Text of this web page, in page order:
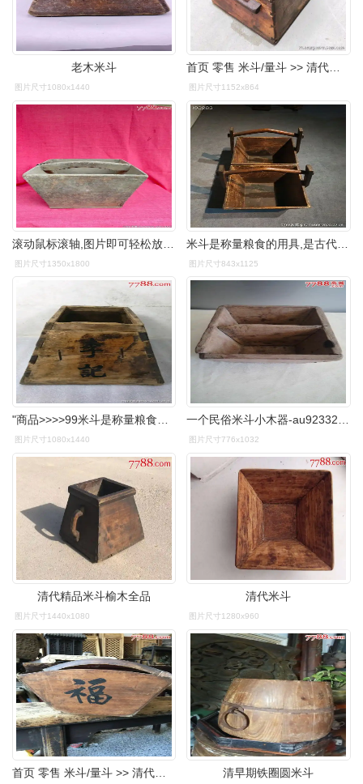
老木米斗
图片尺寸1080x1440 图片尺寸1152x864
图片尺寸1350x1800 图片尺寸843x1125
"商品>>>>99米斗是称量粮食的用具,是古代官仓
图片尺寸1080x1440
一个民俗米斗小木器-au9233272-木盘/木盛具-拍卖
图片尺寸776x1032
清代精品米斗榆木全品
图片尺寸1440x1080
清代米斗
图片尺寸1280x960
清早期铁圈圆米斗